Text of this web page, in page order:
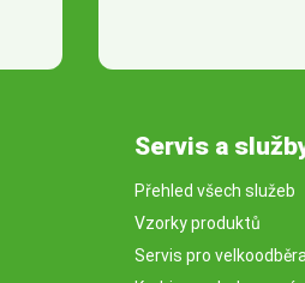
Servis a
Přehled všech služeb
Vzorky produktů
Servis pro